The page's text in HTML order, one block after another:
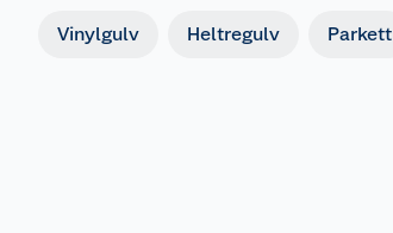
Vinylgulv Heltregulv Parkett